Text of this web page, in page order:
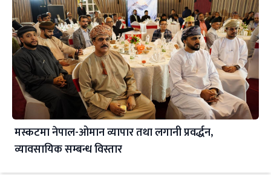
मस्कटमा नेपाल-ओमान व्यापार तथा लगानी प्रवर्द्धन,
व्यावसायिक सम्बन्ध विस्तार